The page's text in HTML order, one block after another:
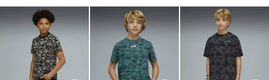
素材
本体:コットン100%,リブ:コットン71%ポリエス
テル29%
サイズ 120、130、140、150、160
品番
RQ2990_694233